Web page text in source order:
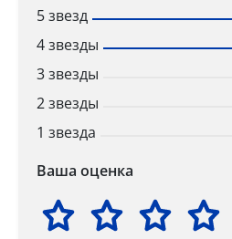
5 звезд
4 звезды
3 звезды
2 звезды
1 звезда
Ваша оценка